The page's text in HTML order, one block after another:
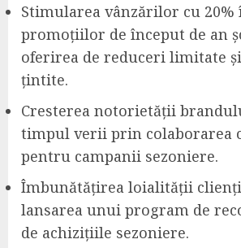
Stimularea vânzărilor cu
promoțiilor de început de an
oferirea de reduceri limitate
țintite.
Cresterea notorietății
timpul verii prin colaborarea
pentru campanii sezoniere.
Îmbunătățirea loialității
lansarea unui program de
de achizițiile sezoniere.